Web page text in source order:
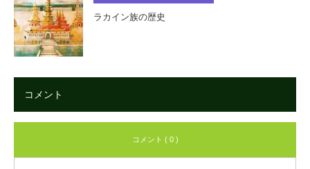
ラカイン族の歴史
コメント
コメント ( 0 )